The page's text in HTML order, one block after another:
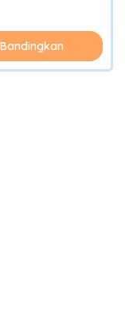
Bandingkan